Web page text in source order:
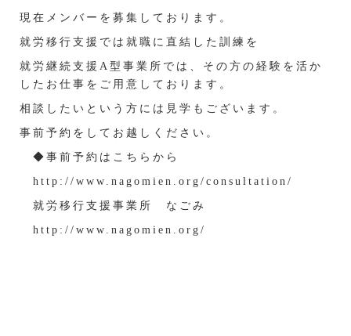
現在メンバーを募集しております。
就労移行支援では就職に直結した訓練を
就労継続支援A型事業所では、その方の経験を活か
したお仕事をご用意しております。
相談したいという方には見学もございます。
事前予約をしてお越しください。
◆事前予約は こちら から
http://www.nagomien.org/consultation/
就労移行支援事業所 なごみ
http://www.nagomien.org/